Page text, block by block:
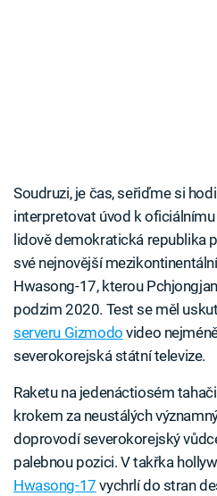
Soudruzi, je čas, seřiďme si
interpretovat úvod k
lidově demokratická republika
své nejnovější
Hwasong-17, kterou
podzim 2020. Test se měl
serveru Gizmodo video
severokorejská státní televize.
Raketu na jedenáctiosém
krokem za neustálých
doprovodí severokorejský
palebnou pozici. V takřka
Hwasong-17 vychrlí do stran